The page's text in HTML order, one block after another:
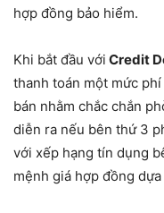
hợp đồng bảo hiểm.
Khi bắt đầu với Credit
thanh toán một mức
bán nhằm chắc chắn
diễn ra nếu bên thứ 3
với xếp hạng tín dụng
mệnh giá hợp đồng